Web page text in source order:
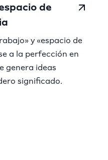
de
y «espacio de
a la perfección en
genera ideas
significado.